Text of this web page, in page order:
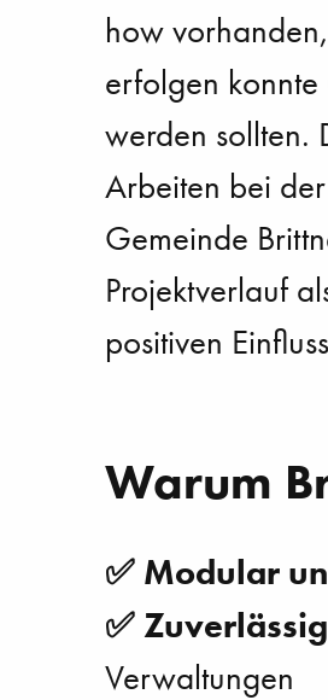
how
erfolgen
werden sollten.
Arbeiten bei
Gemeinde
Projektverlauf
positiven
Warum
✅ Modular
✅
Verwaltungen